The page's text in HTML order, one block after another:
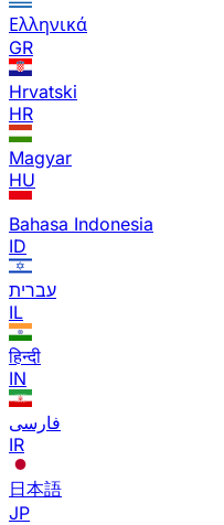
Ελληνικά
GR
Hrvatski
HR
Magyar
HU
Bahasa Indonesia
ID
עברית
IL
हिन्दी
IN
فارسی
IR
日本語
JP